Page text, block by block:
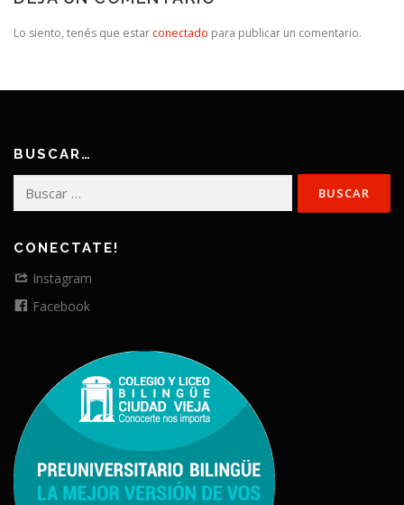
Lo siento, tenés que estar conectado para publicar un comentario.
BUSCAR…
CONECTATE!
Instagram
Facebook